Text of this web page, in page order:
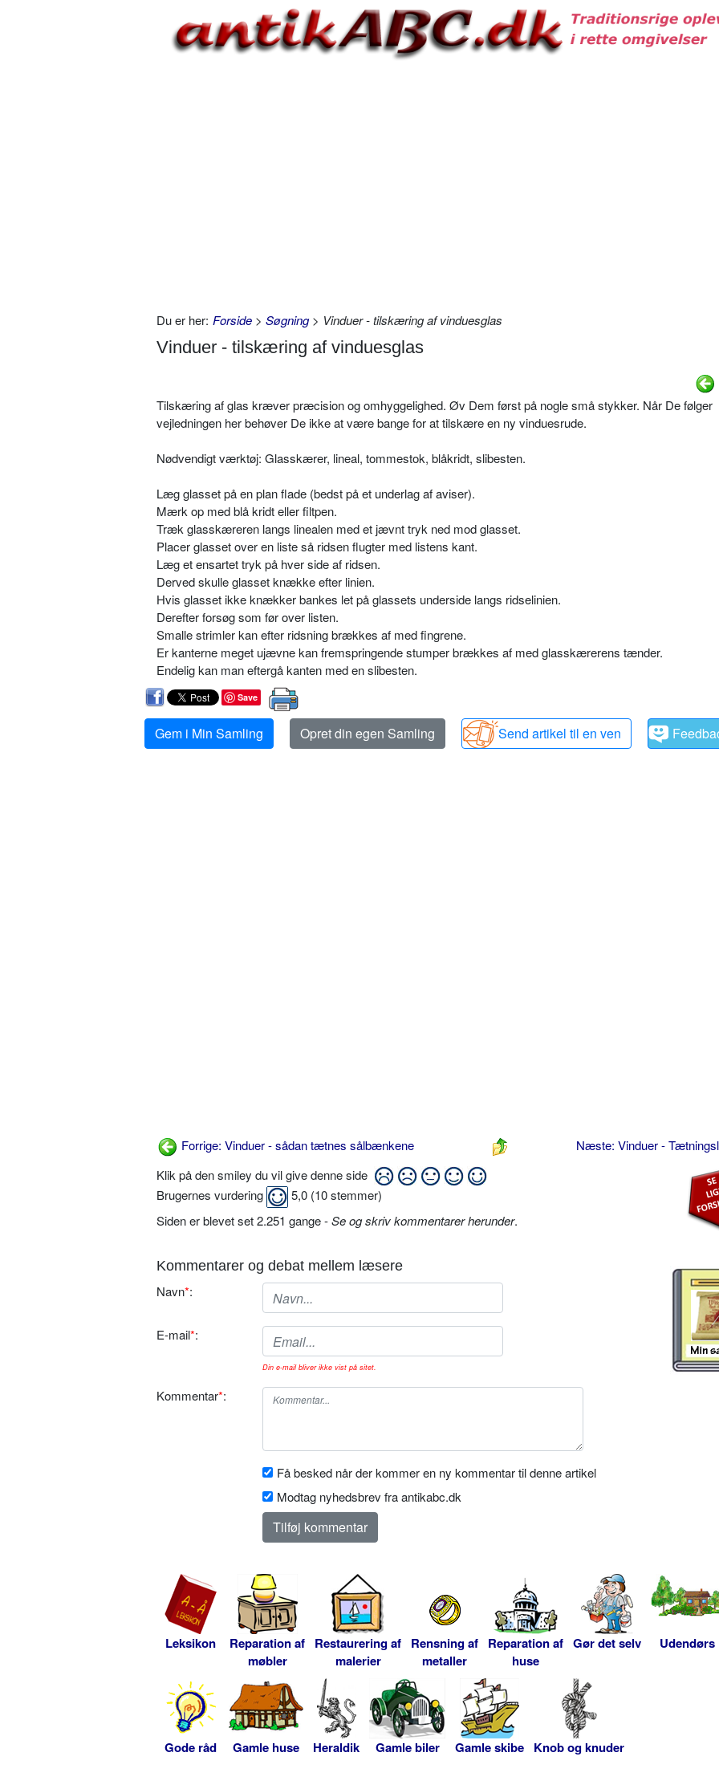
Du er her: Forside > Søgning> Vinduer - tilskæring af vinduesglas
Vinduer - tilskæring af vinduesglas
Tilskæring af glas kræver præcision og omhyggelighed. Øv Dem først på nogle små stykker. Når De følger
vejledningen her behøver De ikke at være bange for at tilskære en ny vinduesrude.
Nødvendigt værktøj: Glasskærer, lineal, tommestok, blåkridt, slibesten.
Læg glasset på en plan flade (bedst på et underlag af aviser).
Mærk op med blå kridt eller filtpen.
Træk glasskæreren langs linealen med et jævnt tryk ned mod glasset.
Placer glasset over en liste så ridsen flugter med listens kant.
Læg et ensartet tryk på hver side af ridsen.
Derved skulle glasset knække efter linien.
Hvis glasset ikke knækker bankes let på glassets underside langs ridselinien.
Derefter forsøg som før over listen.
Smalle strimler kan efter ridsning brækkes af med fingrene.
Er kanterne meget ujævne kan fremspringende stumper brækkes af med glasskærerens tænder.
Endelig kan man eftergå kanten med en slibesten.
Save
Gem i Min Samling Opret din egen Samling Send artikel til en ven
Forrige: Vinduer - sådan tætnes sålbænkene
Næste: Vinduer -
Klik på den smiley du vil give denne side
Brugernes vurdering
5,0 (10stemmer)
Siden er blevet set 2.251 gange -Se og skriv kommentarer herunder.
Kommentarer og debat mellem læsere
Navn*:
E-mail*:
Din e-mail bliver ikke vist på sitet.
Kommentar*:
Få besked når der kommer en ny kommentar til denne artikel
Modtag nyhedsbrev fra antikabc.dk
Leksikon
Reparation af
møbler
Restaurering af
malerier
Rensning af
metaller
Reparation af
huse
Gør det selv Udendørs
Gode råd Gamle huse Heraldik Gamle biler Gamle skibe Knob og knuder